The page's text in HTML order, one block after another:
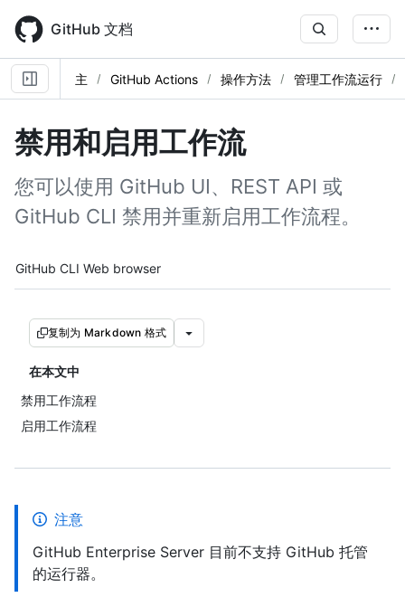
main
content
GitHub 文档
主 GitHub Actions 操作方法 管理工作流运行
禁用和启用工作流
您可以使用 GitHub UI、REST API 或
GitHub CLI 禁用并重新启用工作流程。
Tool navigation
GitHub CLI Web browser
复制为 Markdown 格式
在本文中
禁用工作流程
启用工作流程
注意
GitHub Enterprise Server 目前不支持 GitHub 托管
的运行器。